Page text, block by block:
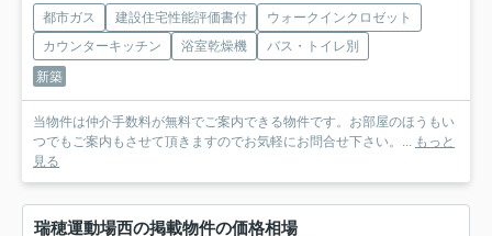
都市ガス 建設住宅性能評価書付
ウォークインクロゼット
カウンターキッチン
浴室乾燥機
バス・トイレ別
新築
当物件は仲介手数料が無料でご案内できる物件です。お部屋のほうもい
つでもご案内もさせて頂きますのでお気軽にお問合せ下さい。... もっと
見る
瑞穂運動場西の掲載物件の価格相場